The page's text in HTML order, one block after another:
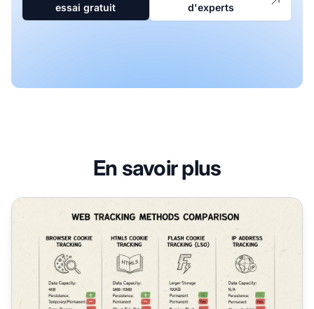
essai gratuit
d'experts
En savoir plus
Quelle méthode de suivi est la meilleure ? Guide de